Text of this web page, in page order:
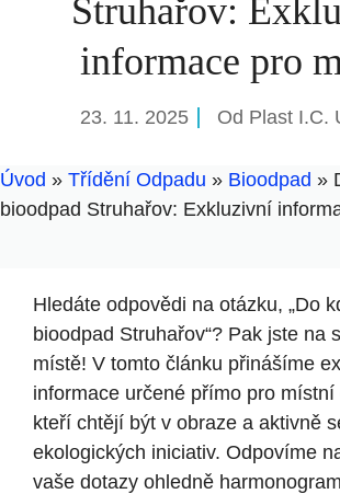
Struhařov:
informace pro
23. 11. 2025 Od Plast I.C.
Úvod » Třídění Odpadu » Bioodpad »
bioodpad Struhařov: Exkluzivní
Hledáte odpovědi na otázku, „Do
bioodpad Struhařov“? Pak jste na
místě! V tomto článku přinášíme
informace určené přímo pro místní
kteří chtějí být v obraze a aktivně
ekologických iniciativ. Odpovíme
vaše dotazy ohledně